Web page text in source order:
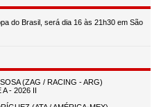
do Brasil, será dia 16 às 21h30 em São